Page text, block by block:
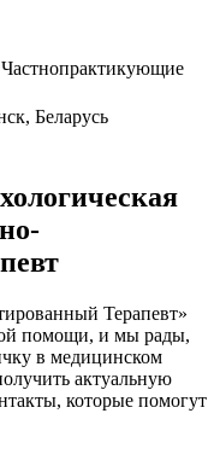
Беларусь
Терапевт»
помощи, и мы рады,
в медицинском
актуальную
которые помогут